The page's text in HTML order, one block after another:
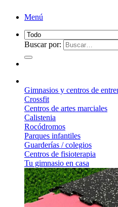
Menú
Buscar por:
Gimnasios y centros de
Crossfit
Centros de artes marciales
Calistenia
Rocódromos
Parques infantiles
Guarderías / colegios
Centros de fisioterapia
Tu gimnasio en casa